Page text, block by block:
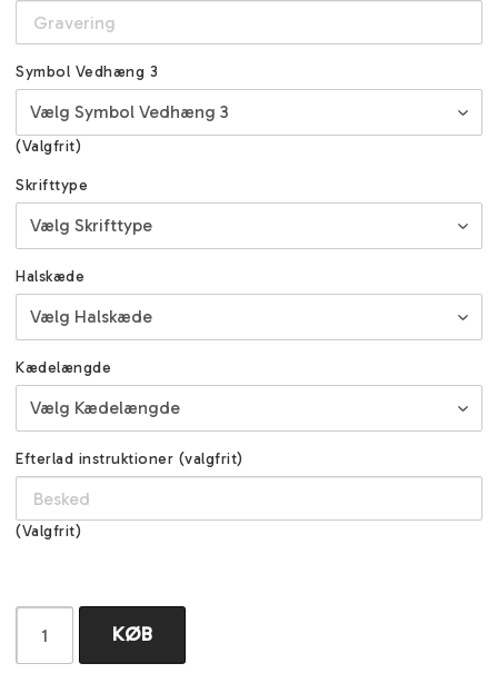
Symbol Vedhæng 3
(Valgfrit)
Skrifttype
Halskæde
Kædelængde
Efterlad instruktioner (valgfrit)
(Valgfrit)
KØB